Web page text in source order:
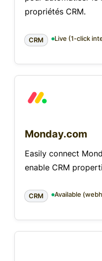
propriétés CRM.
CRM Live (1-click
Monday.com
Easily connect
enable CRM
CRM Available